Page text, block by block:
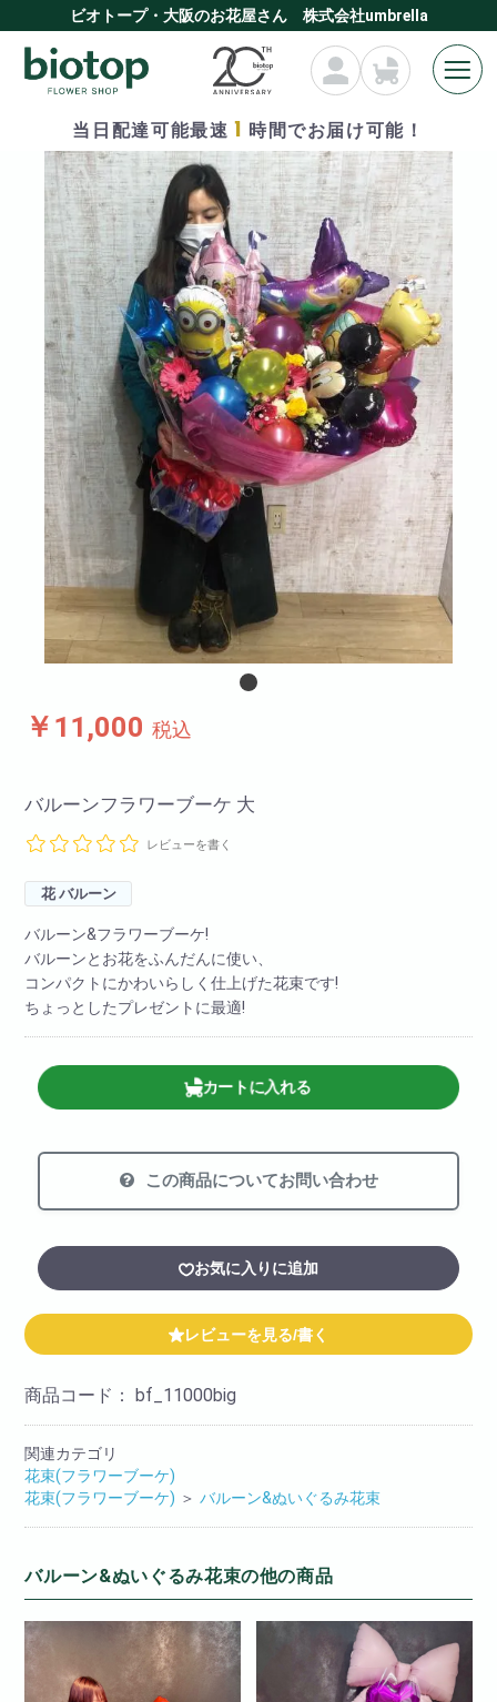
ビオトープ・大阪のお花屋さん 株式会社umbrella
当日配達可能最速 1 時間でお届け可能！
￥11,000 税込
バルーンフラワーブーケ 大
レビューを書く
花 バルーン
バルーン&フラワーブーケ!
バルーンとお花をふんだんに使い、
コンパクトにかわいらしく仕上げた花束です!
ちょっとしたプレゼントに最適!
カートに入れる
この商品についてお問い合わせ
お気に入りに追加
レビューを見る/書く
商品コード：bf_11000big
関連カテゴリ
花束(フラワーブーケ)
花束(フラワーブーケ) ＞ バルーン&ぬいぐるみ花束
バルーン&ぬいぐるみ花束の他の商品